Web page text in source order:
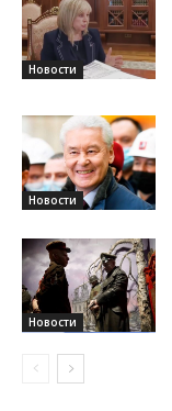
Новости
Новости
Новости